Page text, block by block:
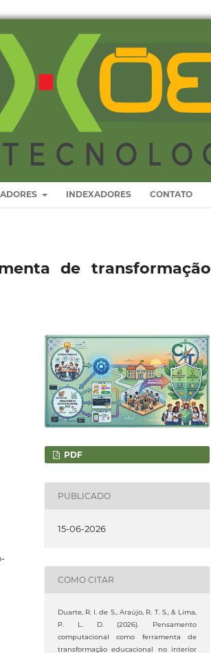
INDEXADORES CONTATO
de transformação
PDF
PUBLICADO
15-06-2026
COMO CITAR
Duarte, R. I. de S., Araújo, R. T. S., & Lima,
P. L. D. (2026). Pensamento
computacional como ferramenta de
transformação educacional no interior